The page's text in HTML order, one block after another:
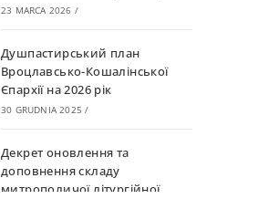
23 MARCA 2026 /
Душпастирський план
Вроцлавсько-Кошалінської
Єпархії на 2026 рік
30 GRUDNIA 2025 /
Декрет оновлення та
доповнення складу
митрополичої літургійної